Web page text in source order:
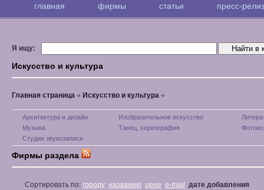
главная фирмы статьи пресс-
Я ищу:
Искусство и культура
Главная страница Искусство и культура
Архитектура и дизайн Изобразительное искусство
Музыка
Танец, хореография
Студии звукозаписи
Фирмы раздела
Сортировать по: городу названию цене e-mail дате добавления